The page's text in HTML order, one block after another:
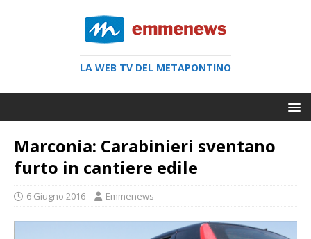
LA WEB TV DEL METAPONTINO
Marconia: Carabinieri sventano
furto in cantiere edile
6 Giugno 2016 Emmenews